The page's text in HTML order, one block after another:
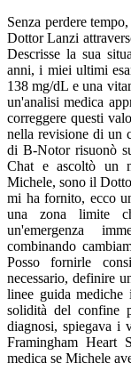
Senza perdere
Dottor Lanzi
Descrisse la sua
anni, i miei ultimi
138 mg/dL e una
un'analisi medica
correggere questi
nella revisione di un
di B-Notor risuonò
Chat e ascoltò un
Michele, sono il
mi ha fornito, ecco
una zona limite
un'emergenza
combinando
Posso fornirle
necessario, definire
linee guida mediche
solidità del confine
diagnosi, spiegava i
Framingham Heart
medica se Michele